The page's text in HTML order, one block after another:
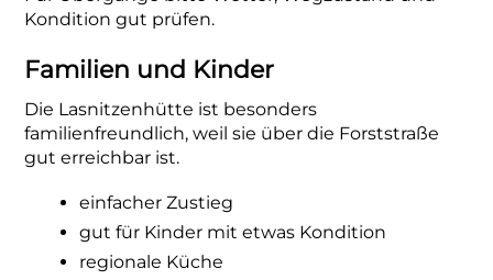
Kondition gut prüfen.
Familien und Kinder
Die Lasnitzenhütte ist besonders
familienfreundlich, weil sie über die Forststraße
gut erreichbar ist.
einfacher Zustieg
gut für Kinder mit etwas Kondition
regionale Küche